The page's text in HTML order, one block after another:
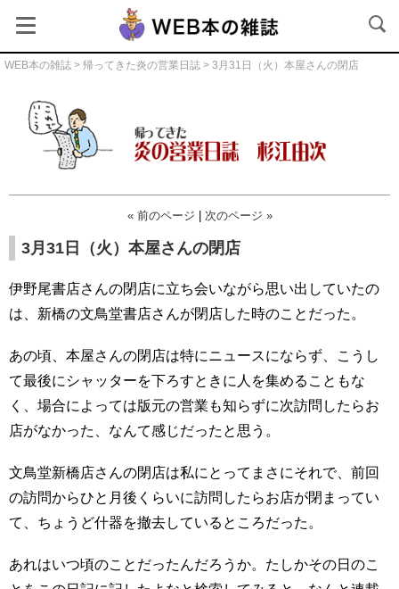
WEB本の雑誌 > 帰ってきた炎の営業日誌 > 3月31日（火）本屋さんの閉店
帰ってきた炎の営業日誌
« 前のページ | 次のページ »
3月31日（火）本屋さんの閉店
伊野尾書店さんの閉店に立ち会いながら思い出していたの
は、新橋の文鳥堂書店さんが閉店した時のことだった。
あの頃、本屋さんの閉店は特にニュースにならず、こうし
て最後にシャッターを下ろすときに人を集めることもな
く、場合によっては版元の営業も知らずに次訪問したらお
店がなかった、なんて感じだったと思う。
文鳥堂新橋店さんの閉店は私にとってまさにそれで、前回
の訪問からひと月後くらいに訪問したらお店が閉まってい
て、ちょうど什器を撤去しているところだった。
あれはいつ頃のことだったんだろうか。たしかその日のこ